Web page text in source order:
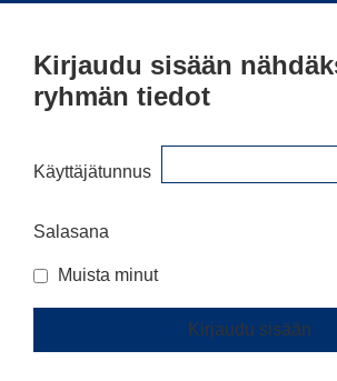
Kirjaudu sisään
ryhmän tiedot
Käyttäjätunnus
Salasana
Muista minut